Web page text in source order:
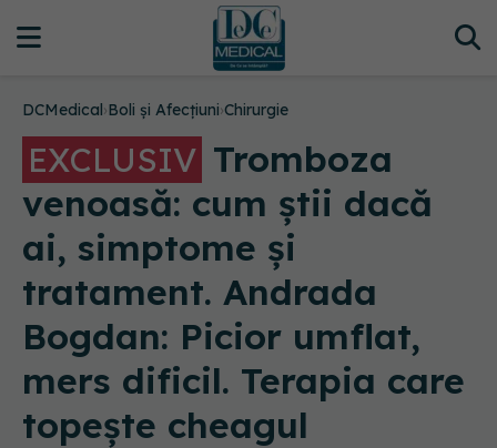
DCMedical›Boli și Afecțiuni›Chirurgie
EXCLUSIV Tromboza
venoasă: cum știi dacă
ai, simptome și
tratament. Andrada
Bogdan: Picior umflat,
mers dificil. Terapia care
topește cheagul